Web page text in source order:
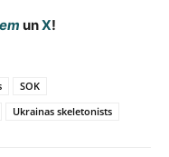
unX!
SOK
Ukrainas skeletonists